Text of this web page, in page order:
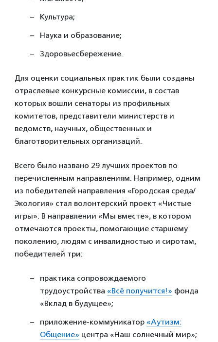
Культура;
Наука и образование;
Здоровьесбережение.
Для оценки социальных практик были созданы
отраслевые конкурсные комиссии, в состав
которых вошли сенаторы из профильных
комитетов, представители министерств и
ведомств, научных, общественных и
благотворительных организаций.
Всего было названо 29 лучших проектов по
перечисленным направлениям. Например, одним
из победителей направления «Городская среда/
Экология» стал волонтерский проект «Чистые
игры». В направлении «Мы вместе», в котором
отмечаются проекты, помогающие старшему
поколению, людям с инвалидностью и сиротам,
победителей три:
практика сопровождаемого
трудоустройства «Всё получится!» фонда
«Вклад в будущее»;
приложение-коммуникатор «Аутизм:
Общение» центра «Наш солнечный мир»;